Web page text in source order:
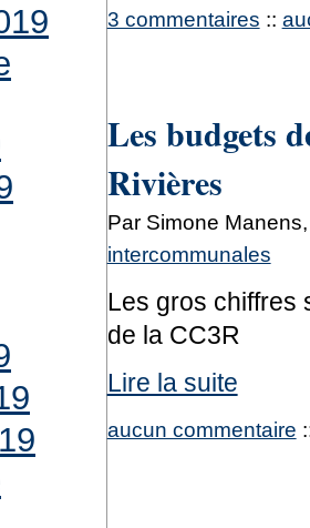
3 commentaires ::
Les budgets
Rivières
Par Simone
intercommunales
Les gros chiffres
de la CC3R
Lire la suite
aucun commentaire